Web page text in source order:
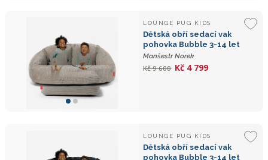
LOUNGE PUG KIDS
Dětská obří sedací vak
pohovka Bubble 3-14 let
Manšestr Norek
Kč 9 600 Kč 4 799
LOUNGE PUG KIDS
Dětská obří sedací vak
pohovka Bubble 3-14 let